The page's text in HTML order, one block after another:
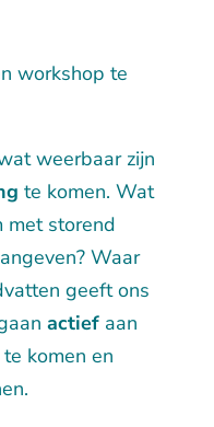
workshop te
weerbaar zijn
te komen. Wat
met storend
Waar
geeft ons
actiefaan
te komen en